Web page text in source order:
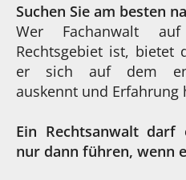
Suchen Sie am besten
Wer Fachanwalt
Rechtsgebiet ist, bietet
er sich auf dem
auskennt und Erfahrung
Ein Rechtsanwalt darf
nur dann führen, wenn